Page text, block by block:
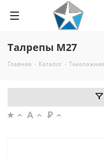
Талрепы М27
Главная - Каталог -